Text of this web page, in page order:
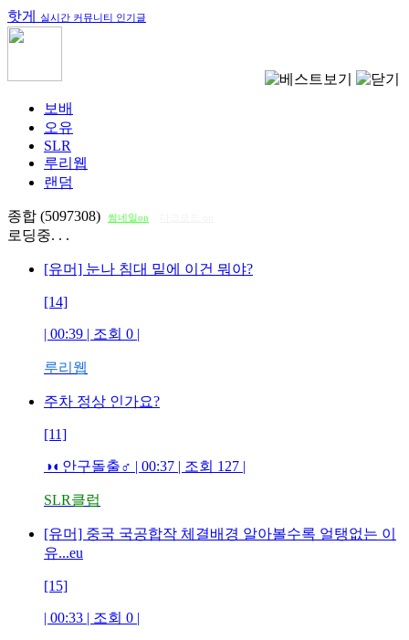
핫게 실시간 커뮤니티 인기글
보배
오유
SLR
루리웹
랜덤
종합 (5097308) 썸네일on
로딩중. . .
[유머] 눈나 침대 밑에 이건 뭐야?
[14]
| 00:39 | 조회 0 |
루리웹
주차 정상 인가요?
[11]
◑◐안구돌출♂ | 00:37 | 조회 127 |
SLR클럽
[유머] 중국 국공합작 체결배경 알아볼수록 얼탱없는 이
유...eu
[15]
| 00:33 | 조회 0 |